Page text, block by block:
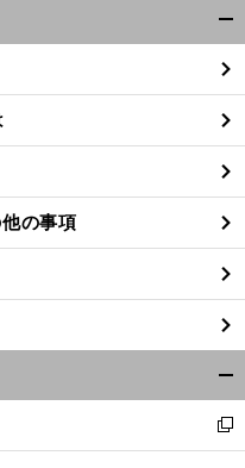
閉
る
の事項
閉
新
し